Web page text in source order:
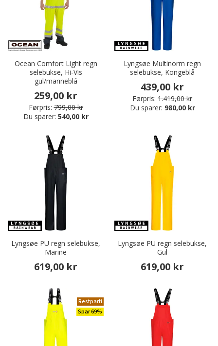
Ocean Comfort Light regn
selebukse, Hi-Vis
gul/marineblå
259,00 kr
Førpris: 799,00 kr
Du sparer: 540,00 kr
Lyngsøe Multinorm regn
selebukse, Kongeblå
439,00 kr
Førpris: 1.419,00 kr
Du sparer: 980,00 kr
Lyngsøe PU regn selebukse,
Marine
619,00 kr
Lyngsøe PU regn selebukse,
Gul
619,00 kr
Restparti
Spar 69%